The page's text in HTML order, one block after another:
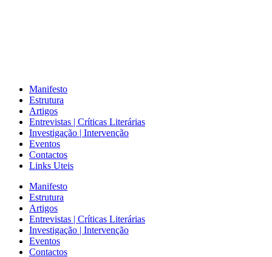
Manifesto
Estrutura
Artigos
Entrevistas | Críticas Literárias
Investigação | Intervenção
Eventos
Contactos
Links Uteis
Manifesto
Estrutura
Artigos
Entrevistas | Críticas Literárias
Investigação | Intervenção
Eventos
Contactos